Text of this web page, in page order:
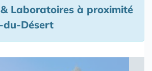
Laboratoires à proximité
du-Désert